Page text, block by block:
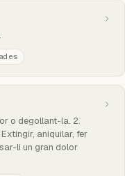
o degollant-la. 2.
aniquilar, fer
li un gran dolor